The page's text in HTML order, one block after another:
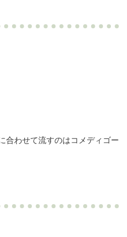
合わせて流すのはコメディゴー